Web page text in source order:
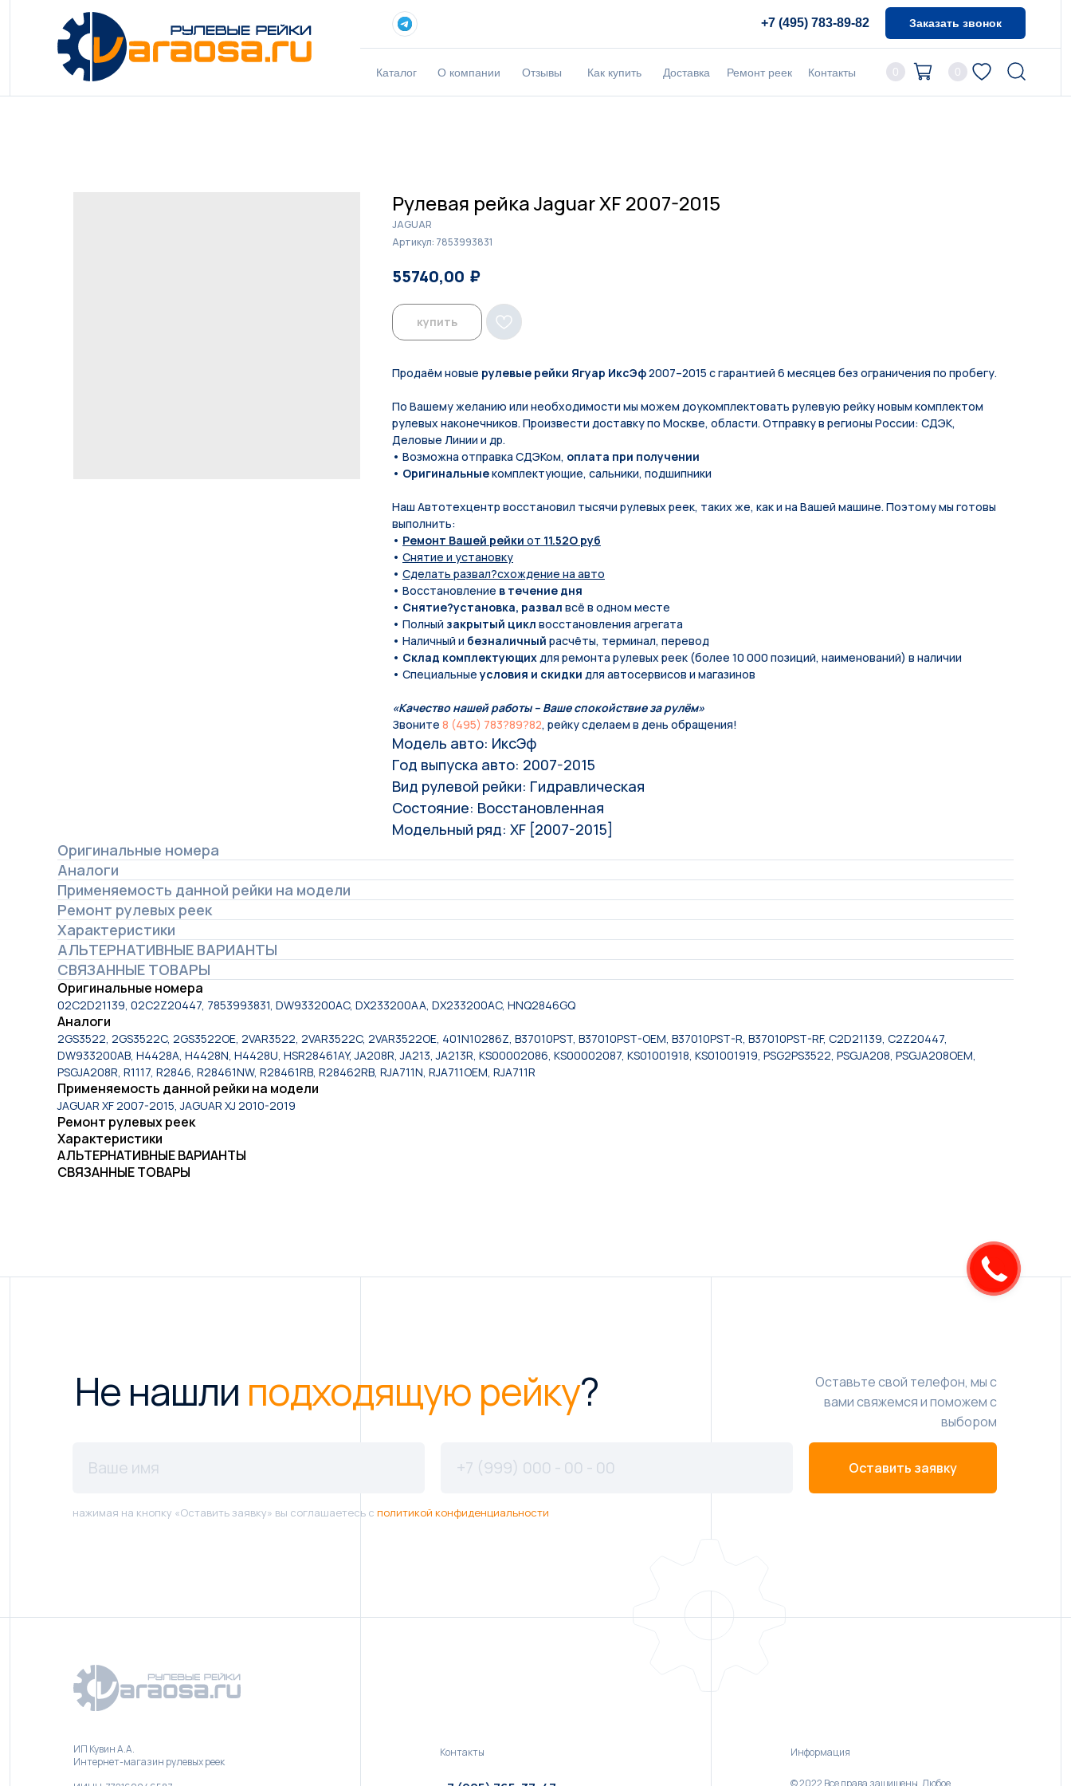
+7 (495) 783-89-82 Заказать звонок
0
Каталог О компании Отзывы Доставка Ремонт реек Контакты
Как купить 0
Рулевая рейка Jaguar XF 2007-2015
JAGUAR
Артикул: 7853993831
55740,00 ₽
купить
Продаём новые рулевые рейки Ягуар ИксЭф2007–2015 с гарантией 6 месяцев без ограничения по пробегу.
По Вашему желанию или необходимости мы можем доукомплектовать рулевую рейку новым комплектом
рулевых наконечников. Произвести доставку по Москве, области. Отправку в регионы России: СДЭК,
Деловые Линии и др.
• Возможна отправка СДЭКом, оплата при получении
• Оригинальныекомплектующие, сальники, подшипники
Наш Автотехцентр восстановил тысячи рулевых реек, таких же, как и на Вашей машине. Поэтому мы готовы
выполнить:
• Ремонт Вашей рейки от 11.52O руб
• Снятие и установку
• Сделать развал?схождение на авто
• Восстановление в течение дня
• Снятие?установка, развал всё в одном месте
• Полный закрытый цикл восстановления агрегата
• Наличный и безналичный расчёты, терминал, перевод
• Склад комплектующихдля ремонта рулевых реек (более 10 000 позиций, наименований) в наличии
• Специальныеусловия и скидки для автосервисов и магазинов
«Качество нашей работы – Ваше спокойствие за рулём»
Звоните 8 (495) 783?89?82, рейку сделаем в день обращения!
Модель авто: ИксЭф
Год выпуска авто: 2007-2015
Вид рулевой рейки: Гидравлическая
Состояние: Восстановленная
Модельный ряд: XF [2007-2015]
Оригинальные номера
Аналоги
Применяемость данной рейки на модели
Ремонт рулевых реек
Характеристики
АЛЬТЕРНАТИВНЫЕ ВАРИАНТЫ
СВЯЗАННЫЕ ТОВАРЫ
Оригинальные номера
02C2D21139, 02C2Z20447, 7853993831, DW933200AC, DX233200AA, DX233200AC, HNQ2846GQ
Аналоги
2GS3522, 2GS3522C, 2GS3522OE, 2VAR3522, 2VAR3522C, 2VAR3522OE, 401N10286Z, B37010PST, B37010PST-OEM, B37010PST-R, B37010PST-RF, C2D21139, C2Z20447,
DW933200AB, H4428A, H4428N, H4428U, HSR28461AY, JA208R, JA213, JA213R, KS00002086, KS00002087, KS01001918, KS01001919, PSG2PS3522, PSGJA208, PSGJA208OEM,
PSGJA208R, R1117, R2846, R28461NW, R28461RB, R28462RB, RJA711N, RJA711OEM, RJA711R
Применяемость данной рейки на модели
JAGUAR XF 2007-2015, JAGUAR XJ 2010-2019
Ремонт рулевых реек
Характеристики
АЛЬТЕРНАТИВНЫЕ ВАРИАНТЫ
СВЯЗАННЫЕ ТОВАРЫ
Не нашли подходящую рейку?
Оставьте свой телефон, мы с
вами свяжемся и поможем с
выбором
Оставить заявку
нажимая на кнопку «Оставить заявку» вы соглашаетесь с политикой конфиденциальности
Контакты
ИП Кувин А.А.
Интернет-магазин рулевых реек
© 2022 Все права защищены. Любое
Информация